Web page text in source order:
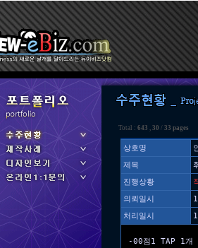
Total : 643 , 30 / 33 pages
상호명
제목
진행상황
의뢰일시
처리일시
-00점1 TAP 1개
ㆍ 수주현황
ㆍ 제작사례